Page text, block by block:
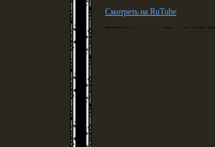
Смотреть на RuTube